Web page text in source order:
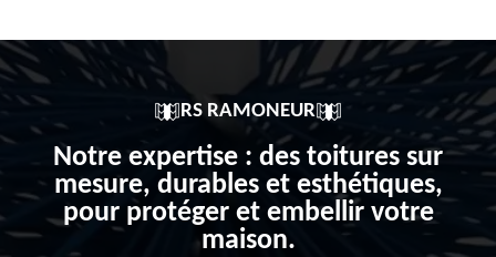
RS RAMONEUR
Notre expertise : des toitures sur
mesure, durables et esthétiques,
pour protéger et embellir votre
maison.